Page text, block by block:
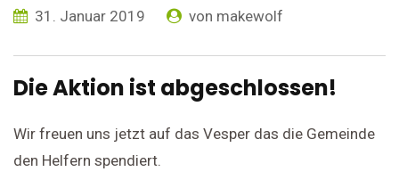
31. Januar 2019 von makewolf
Die Aktion ist abgeschlossen!
Wir freuen uns jetzt auf das Vesper das die Gemeinde
den Helfern spendiert.